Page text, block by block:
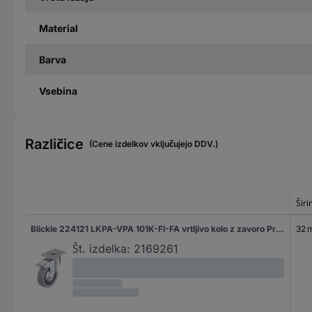
Material
Barva
Vsebina
Različice (Cene izdelkov vključujejo DDV.)
Blickle 224121 LKPA-VPA 101K-FI-FA vrtljivo kolo z zavoro Premer kolesa: 100 mm Nosilnost (maks.): 110 kg 1 kos
Št. izdelka: 2169261
32